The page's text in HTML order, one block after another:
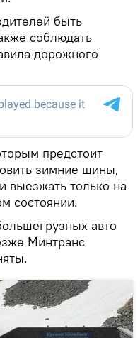
быть
соблюдать
дорожного
предстоит
зимние шины,
выезжать только на
состоянии.
авто
Минтранс